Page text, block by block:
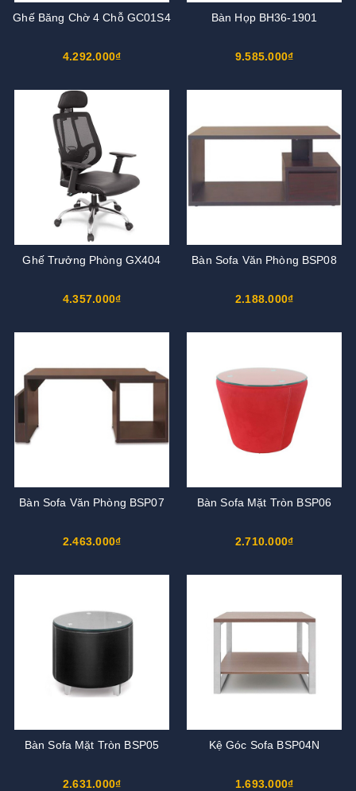
Ghế Băng Chờ 4 Chỗ GC01S4
4.292.000₫
Bàn Họp BH36-1901
9.585.000₫
Ghế Trưởng Phòng GX404
4.357.000₫
Bàn Sofa Văn Phòng BSP08
2.188.000₫
Bàn Sofa Văn Phòng BSP07
2.463.000₫
Bàn Sofa Mặt Tròn BSP06
2.710.000₫
Bàn Sofa Mặt Tròn BSP05
2.631.000₫
Kệ Góc Sofa BSP04N
1.693.000₫